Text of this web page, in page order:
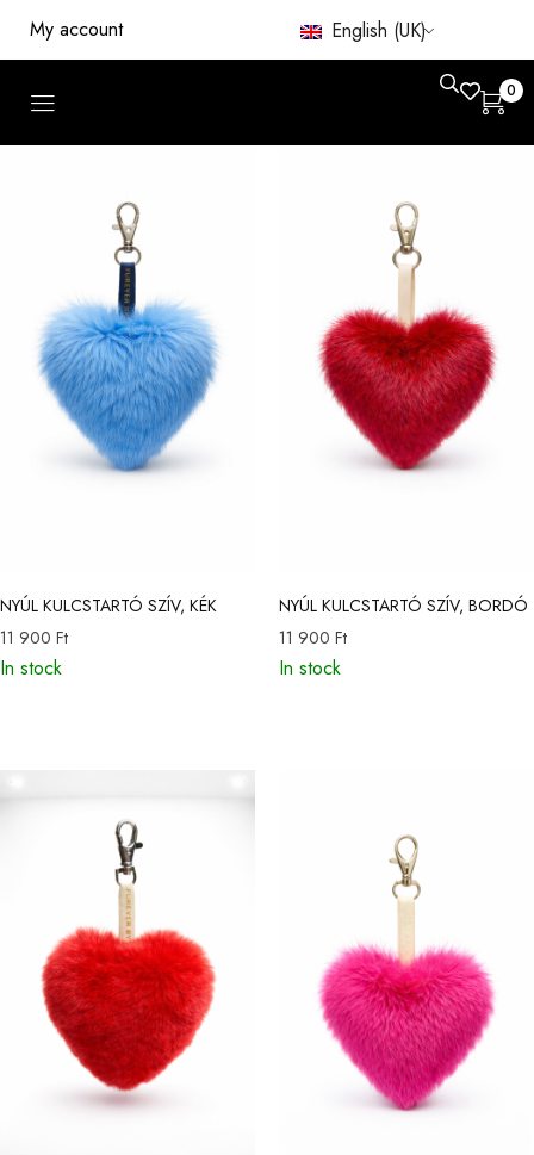
My account English (UK)
0
NYÚL KULCSTARTÓ SZÍV, KÉK
11 900 Ft
In stock
NYÚL KULCSTARTÓ SZÍV, BORDÓ
11 900 Ft
In stock